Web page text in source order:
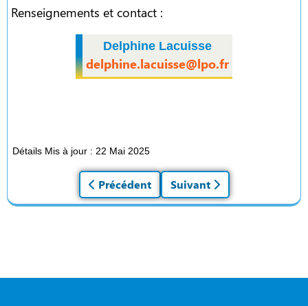
Renseignements et contact :
Delphine Lacuisse
delphine.lacuisse@lpo.fr
Détails Mis à jour : 22 Mai 2025
Article précédent : Grand-duc d'Europe
Précédent Article suivant :
Suivant